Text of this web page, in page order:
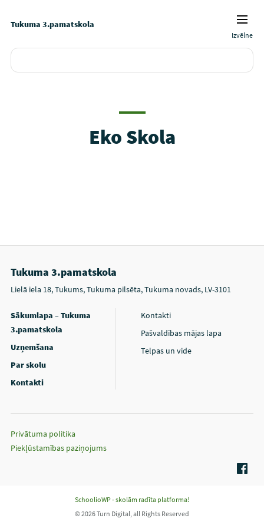
Tukuma 3.pamatskola
Izvēlne
Eko Skola
Tukuma 3.pamatskola
Lielā iela 18, Tukums, Tukuma pilsēta, Tukuma novads, LV-3101
Sākumlapa – Tukuma
3.pamatskola
Uzņemšana
Par skolu
Kontakti
Kontakti
Pašvaldības mājas lapa
Telpas un vide
Privātuma politika
Piekļūstamības paziņojums
SchoolioWP - skolām radīta platforma!
© 2026 Turn Digital, all Rights Reserved